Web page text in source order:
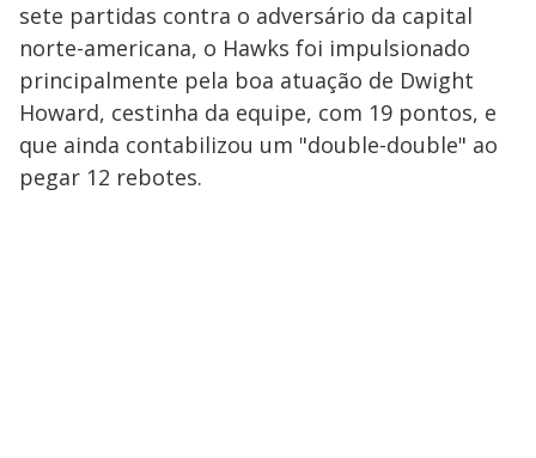
sete partidas contra o adversário da capital
norte-americana, o Hawks foi impulsionado
principalmente pela boa atuação de Dwight
Howard, cestinha da equipe, com 19 pontos, e
que ainda contabilizou um "double-double" ao
pegar 12 rebotes.